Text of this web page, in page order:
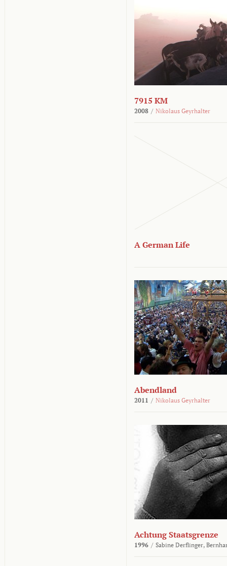
7915 KM
2008 / Nikolaus Geyrhalter
A German Life
Abendland
2011 / Nikolaus Geyrhalter
Achtung Staatsgrenze
1996 / Sabine Derflinger,